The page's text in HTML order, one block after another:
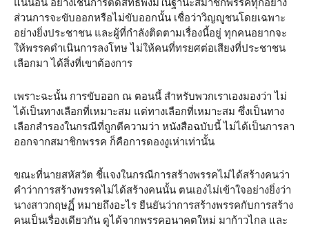
ส่วนการจะขับออกหรือไม่ขับออกนั้น เชื่อว่าวิญญูชนโดยเฉพาะ
อย่างยิ่งประชาชน และผู้ที่กำลังติดตามเรื่องนี้อยู่ ทุกคนอยากจะ
ให้พรรคดำเนินการลงโทษ ไม่ให้คนที่ทรยศต่อเสียงที่ประชาชน
เลือกมา ได้สิ่งที่เขาต้องการ
เพราะฉะนั้น การขับออก ณ ตอนนี้ สำหรับพวกเราเองมองว่า ไม่
ได้เป็นทางเลือกที่เหมาะสม แต่ทางเลือกที่เหมาะสม ซึ่งเป็นทาง
เลือกสำรองในกรณีที่ถูกตีความว่า หนังสือฉบับนี้ ไม่ได้เป็นการลา
ออกจากสมาชิกพรรค ก็คือการดองงูเห่าเท่านั้น
ขณะที่นายสหัสวัต ชี้แจงในกรณีการสร้างพรรคไม่ได้สร้างคนว่า
คำว่าการสร้างพรรคไม่ได้สร้างคนนั้น ตนเองไม่เข้าใจอย่างยิ่งว่า
นางสาวกฤษฏิ์ หมายถึงอะไร ยืนยันว่าการสร้างพรรคกับการสร้าง
คนเป็นเรื่องเดียวกัน ดูได้จากพรรคอนาคตใหม่ มาก้าวไกล และ